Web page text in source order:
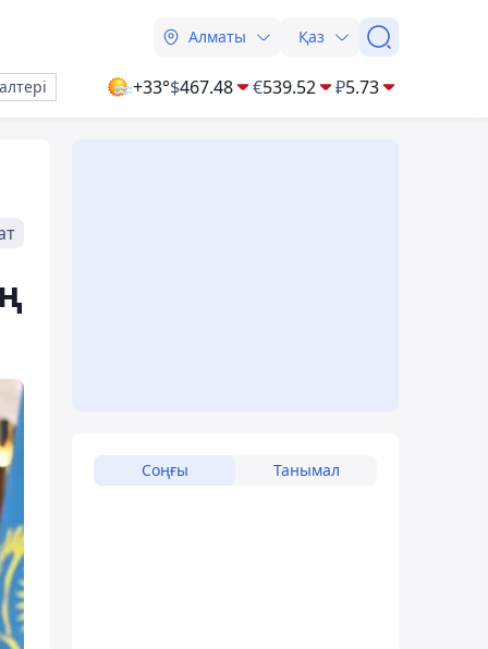
Алматы Қаз
+33°$467.48 €539.52 ₽5.73
Соңғы Танымал